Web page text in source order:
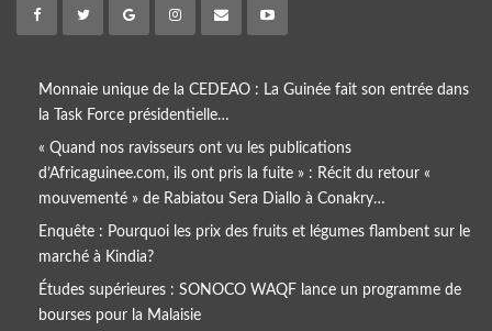
Monnaie unique de la CEDEAO : La Guinée fait son entrée dans
la Task Force présidentielle…
« Quand nos ravisseurs ont vu les publications
d’Africaguinee.com, ils ont pris la fuite » : Récit du retour «
mouvementé » de Rabiatou Sera Diallo à Conakry…
Enquête : Pourquoi les prix des fruits et légumes flambent sur le
marché à Kindia?
Études supérieures : SONOCO WAQF lance un programme de
bourses pour la Malaisie